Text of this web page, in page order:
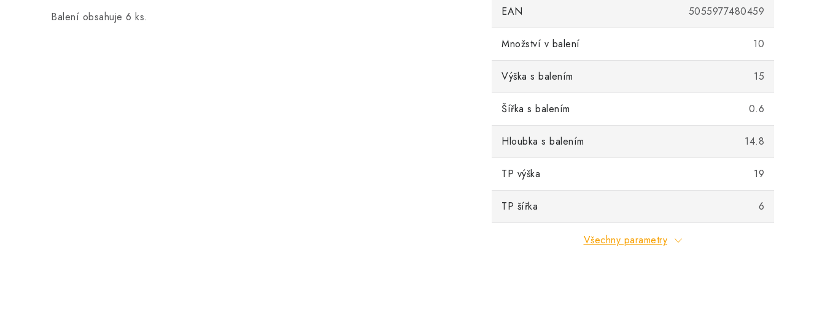
Balení obsahuje 6 ks. EAN 5055977480459
Množství v balení 10
Výška s balením 15
Šířka s balením 0.6
Hloubka s balením 14.8
TP výška 19
TP šířka 6
Všechny parametry